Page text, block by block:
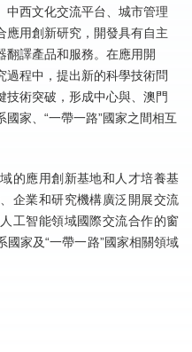
中西文化交流平台、城市管理
應用創新研究，開發具有自主
翻譯產品和服務。在應用開
過程中，提出新的科學技術問
技術突破，形成中心與、澳門
家、“一帶一路”國家之間相互
的應用創新基地和人才培養基
企業和研究機構廣泛開展交流
工智能領域國際交流合作的窗
家及“一帶一路”國家相關領域